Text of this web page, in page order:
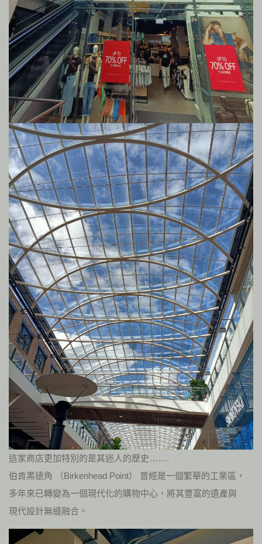
這家商店更加特別的是其迷人的歷史…….
伯肯黑德角 （Birkenhead Point） 曾經是一個繁華的工業區，
多年來已轉變為一個現代化的購物中心，將其豐富的遺產與
現代設計無縫融合。